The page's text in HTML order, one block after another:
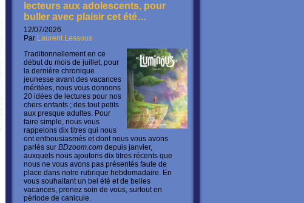
lecteurs aux adolescents, pour
buller avec plaisir cet été…
12/07/2026
Par Laurent Lessous
Traditionnellement en ce
début du mois de juillet, pour
la dernière chronique
jeunesse avant des vacances
méritées, nous vous donnons
20 idées de lectures pour nos
chers enfants ; des tout petits
aux presque adultes. Pour
faire simple, nous vous
rappelons dix titres qui nous
ont enthousiasmés et dont nous vous avons
parlés sur BDzoom.com depuis janvier,
auxquels nous ajoutons dix titres récents que
nous ne vous avons pas présentés faute de
place dans notre rubrique hebdomadaire. En
vous souhaitant un bel été et de belles
vacances, prenez soin de vous, surtout en
période de canicule.